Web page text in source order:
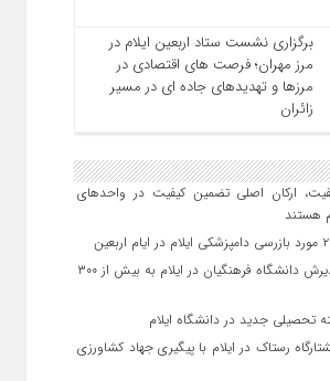
برگزاری نشست ستاد اربعین ایلام در
مرز مهران؛ فرصت‌ های اقتصادی در
مرزها و تهدیدهای جاده‌ ای در مسیر
زائران
ارکان اصلی تضمین کیفیت در واحدهای
هستند
افزایش ظرفیت پذیرش دانشگاه فرهنگیان در ایلام به بیش از ۳۰۰
تحصیلی جدید در دانشگاه ايلام
رستاک در ایلام با پیگیری جهاد کشاورزی